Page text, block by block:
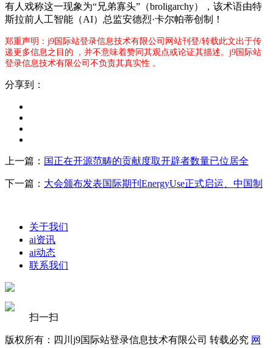
有人戏称这一现象为“兄弟寡头”（broligarchy），该术语由特
斯拉前人工智能（AI）总监安德烈·卡尔帕蒂创制！
郑重声明：j9国际站登录信息技术有限公司网站刊登/转载此文出于传
递更多信息之目的 ，并不意味着赞同其观点或论证其描述。j9国际站
登录信息技术有限公司不负责其真实性 。
分享到：
上一篇： 国正在开源范畴的贡献度取开辟者数量已位居全
下一篇： 大会颁布发表国际期刊EnergyUse正式启运、中国制
关于我们
ai资讯
ai动态
联系我们
扫一扫
版权所有：四川j9国际站登录信息技术有限公司 转载必究 网